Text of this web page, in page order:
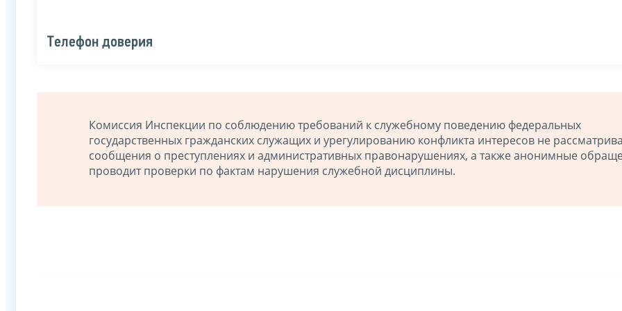
Телефон доверия
Комиссия Инспекции по соблюдению требований к служебному поведению федеральных
государственных гражданских служащих и урегулированию конфликта интересов не
сообщения о преступлениях и административных правонарушениях, а также анонимные
проводит проверки по фактам нарушения служебной дисциплины.